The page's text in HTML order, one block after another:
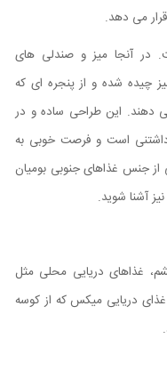
می دهد.
در آنجا میز و صندلی های
چیده شده و از پنجره ای که
دهند. این طراحی ساده و در
است و فرصت خوبی به
جنس غذاهای جنوبی بومیان
آشنا شوید.
غذاهای دریایی محلی مثل
دریایی میکس که از کوسه